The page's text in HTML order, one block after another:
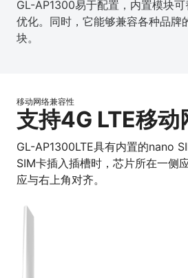
GL-AP1300易于配置，内置模块
优化。同时，它能够兼容各种品牌
块。
移动网络兼容性
支持4G LTE移动
GL-AP1300LTE具有内置的nano
SIM卡插入插槽时，芯片所在一侧
应与右上角对齐。